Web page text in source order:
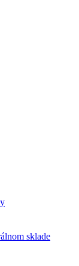
sklade